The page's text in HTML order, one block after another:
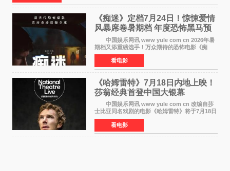
《痴迷》定档7月24日！惊悚爱情
风暴席卷暑期档 年度恐怖黑马预
中国娱乐网讯 www yule com cn 2026年暑
期档又添重磅选手！万众期待的恐怖电影《痴
迷》今日正式官宣定档，将于7月24日登陆内地各
大院线。这部被业内专家誉为新世代爆款恐怖电
影的作品，将为
看电影
《哈姆雷特》7月18日内地上映！
莎翁经典首登中国大银幕
中国娱乐网讯 www yule com cn 改编自莎
士比亚同名戏剧的电影《哈姆雷特》将于7月18日
在中国内地上映。这部跨越四百年的文学经典被
搬上大银幕，为观众带来一场视觉与听觉的双重
盛宴。 《
看电影